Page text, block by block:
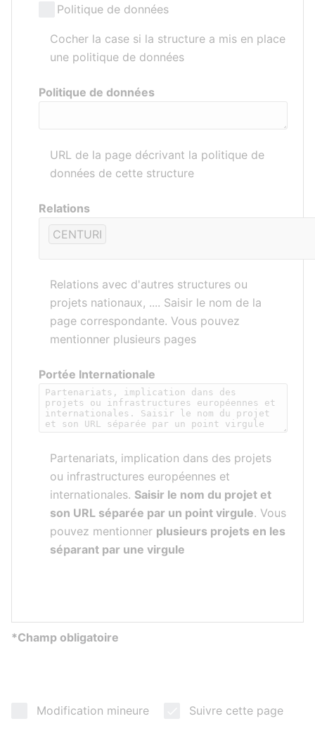
Politique de données
Cocher la case si la structure a mis en place
une politique de données
Politique de données
URL de la page décrivant la politique de
données de cette structure
Relations
CENTURI
Relations avec d'autres structures ou
projets nationaux, .... Saisir le nom de la
page correspondante. Vous pouvez
mentionner plusieurs pages
Portée Internationale
Partenariats, implication dans des projets
ou infrastructures européennes et
internationales. Saisir le nom du projet et
son URL séparée par un point virgule. Vous
pouvez mentionner plusieurs projets en les
séparant par une virgule
*Champ obligatoire
Modification mineure Suivre cette page